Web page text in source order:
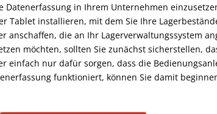
in Ihrem Unternehmen
Tablet installieren, mit dem Sie Ihre
anschaffen, die an Ihr Lagerverwaltungssystem
möchten, sollten Sie zunächst sicherstellen,
einfach nur dafür sorgen, dass die
funktioniert, können Sie damit